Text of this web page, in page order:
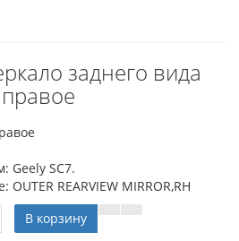
заднего вида
правое
Geely SC7.
REARVIEW MIRROR,RH
В корзину